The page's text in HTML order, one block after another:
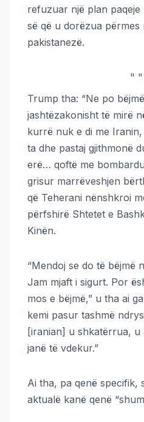
refuzuar një plan paqeje
së që u dorëzua përmes
pakistanezë.
" "
Trump tha: “Ne po
jashtëzakonisht të mirë
kurrë nuk e di me
ta dhe pastaj gjithmonë
erë… qoftë me
grisur marrëveshjen
që Teherani nënshkroi
përfshirë Shtetet e
Kinën.
“Mendoj se do të bëjmë
Jam mjaft i sigurt. Por
mos e bëjmë,” u tha ai
kemi pasur tashmë
[iranian] u shkatërrua, u
janë të vdekur.”
Ai tha, pa qenë specifik,
aktualë kanë qenë